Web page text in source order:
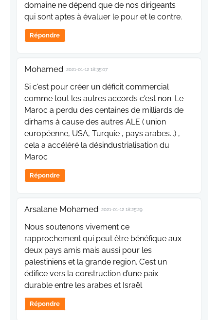
domaine ne dépend que de nos dirigeants
qui sont aptes à évaluer le pour et le contre.
Répondre
Mohamed 2021-01-12 18:35:07
Si c'est pour créer un déficit commercial
comme tout les autres accords c'est non. Le
Maroc a perdu des centaines de milliards de
dirhams à cause des autres ALE ( union
européenne, USA, Turquie , pays arabes...) ,
cela a accéléré la désindustrialisation du
Maroc
Répondre
Arsalane Mohamed 2021-01-12 18:25:29
Nous soutenons vivement ce
rapprochement qui peut être bénéfique aux
deux pays amis mais aussi pour les
palestiniens et la grande region. C’est un
édifice vers la construction d’une paix
durable entre les arabes et Israël
Répondre